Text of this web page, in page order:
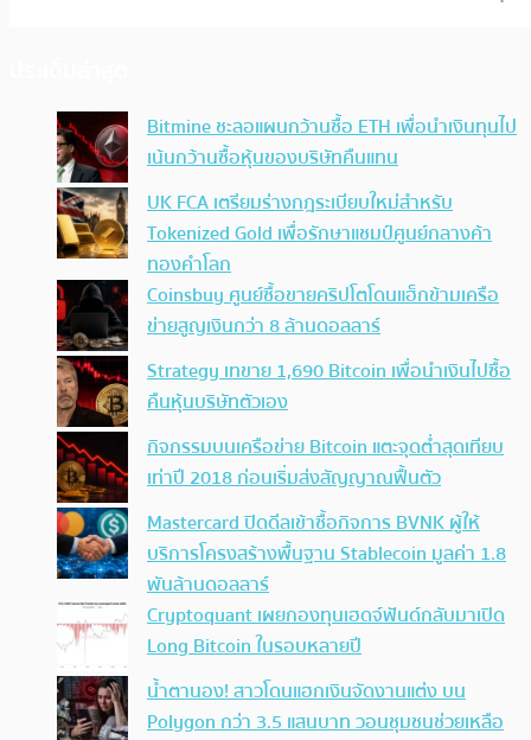
Bitmine ชะลอแผนกว้านซื้อ ETH เพื่อนำเงินทุนไป
เน้นกว้านซื้อหุ้นของบริษัทคืนแทน
UK FCA เตรียมร่างกฎระเบียบใหม่สำหรับ
Tokenized Gold เพื่อรักษาแชมป์ศูนย์กลางค้า
ทองคำโลก
Coinsbuy ศูนย์ซื้อขายคริปโตโดนแฮ็กข้ามเครือ
ข่ายสูญเงินกว่า 8 ล้านดอลลาร์
Strategy เทขาย 1,690 Bitcoin เพื่อนำเงินไปซื้อ
คืนหุ้นบริษัทตัวเอง
กิจกรรมบนเครือข่าย Bitcoin แตะจุดต่ำสุดเทียบ
เท่าปี 2018 ก่อนเริ่มส่งสัญญาณฟื้นตัว
Mastercard ปิดดีลเข้าซื้อกิจการ BVNK ผู้ให้
บริการโครงสร้างพื้นฐาน Stablecoin มูลค่า 1.8
พันล้านดอลลาร์
Cryptoquant เผยกองทุนเฮดจ์ฟันด์กลับมาเปิด
Long Bitcoin ในรอบหลายปี
น้ำตานอง! สาวโดนแฮกเงินจัดงานแต่ง บน
Polygon กว่า 3.5 แสนบาท วอนชุมชนช่วยเหลือ